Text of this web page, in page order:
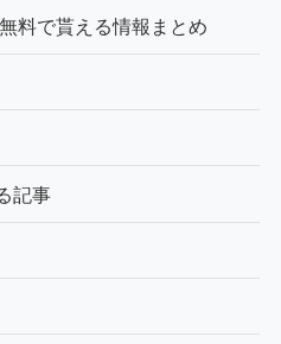
料で貰える情報まとめ
記事